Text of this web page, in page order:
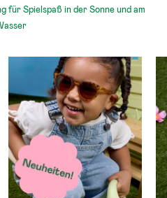
für Spielspaß in der Sonne und am